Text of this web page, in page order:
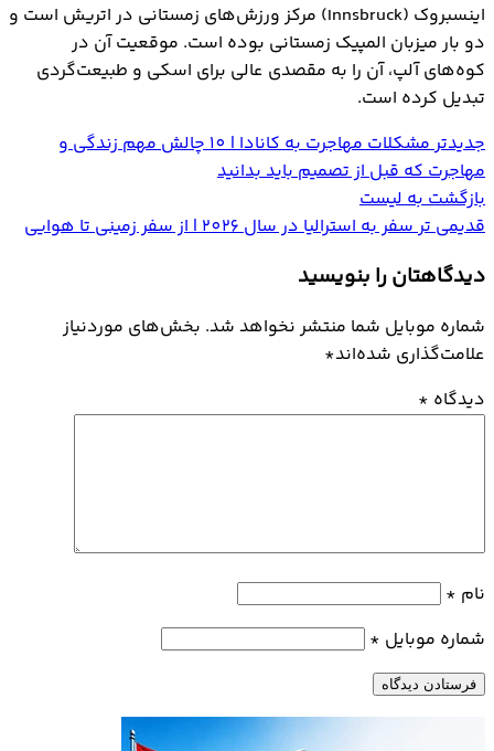
اینسبروک (Innsbruck) مرکز ورزش‌های زمستانی در اتریش است و
دو بار میزبان المپیک زمستانی بوده است. موقعیت آن در
کوه‌های آلپ، آن را به مقصدی عالی برای اسکی و طبیعت‌گردی
تبدیل کرده است.
جدیدتر
مشکلات مهاجرت به کانادا | 10 چالش مهم زندگی و
مهاجرت که قبل از تصمیم باید بدانید
بازگشت به لیست
قدیمی ترسفر به استرالیا در سال 2026 | از سفر زمینی تا هوایی
دیدگاهتان را بنویسید
شماره موبایل شما منتشر نخواهد شد. بخش‌های موردنیاز
علامت‌گذاری شده‌اند*
دیدگاه *
نام *
شماره موبایل *